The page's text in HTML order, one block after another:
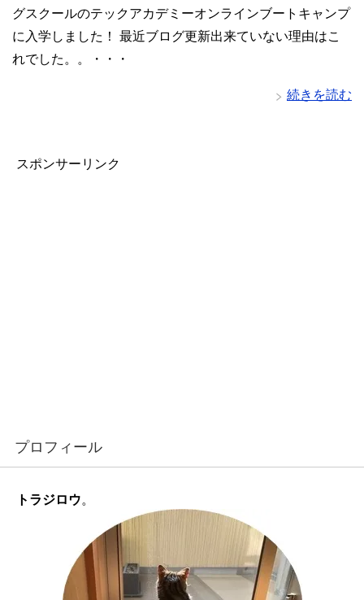
グスクールのテックアカデミーオンラインブートキャンプ
に入学しました！ 最近ブログ更新出来ていない理由はこ
れでした。。・・・
続きを読む
スポンサーリンク
プロフィール
トラジロウ。